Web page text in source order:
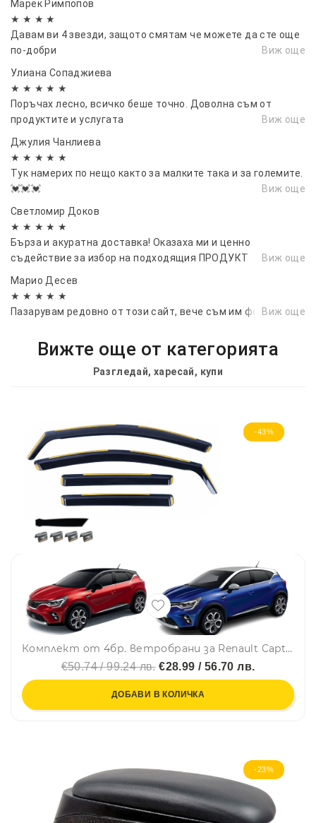
Лек и удобен дизайн
Добра вентилация
Модерна спортна визия
Комфорт при продължително носене
Подходяща за различни офроуд активности
Важно:
на главата за максимален комфорт и
Препоръчително е каската да се използва със
Марек Римпопов
★ ★ ★ ★
Давам ви 4 звезди, защото смятам че можете да сте още
по-добри
Виж още
Улиана Сопаджиева
★ ★ ★ ★ ★
Поръчах лесно, всичко беше точно. Доволна съм от
продуктите и услугата
Виж още
Джулия Чанлиева
★ ★ ★ ★ ★
Тук намерих по нещо както за малките така и за големите.
💓💓💓
Виж още
Светломир Доков
★ ★ ★ ★ ★
Бърза и акуратна доставка! Оказаха ми и ценно
съдействие за избор на подходящия ПРОДУКТ
Виж още
Марио Десев
★ ★ ★ ★ ★
Пазарувам редовно от този сайт, вече съм им фен.Виж още
Вижте още от категорията
Разгледай, харесай, купи
-43%
Комплект от 4бр. ветробрани за Renault Captur II 2019 г. + / Mitsubishi ASX II 2023 г. +
€50.74 / 99.24 лв.€28.99 / 56.70 лв.
ДОБАВИ В КОЛИЧКА
-23%